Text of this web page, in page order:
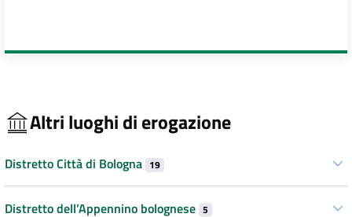
Altri luoghi di erogazione
Distretto Città di Bologna 19
Distretto dell’Appennino bolognese 5